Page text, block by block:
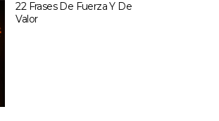
22 Frases De Fuerza Y De
Valor